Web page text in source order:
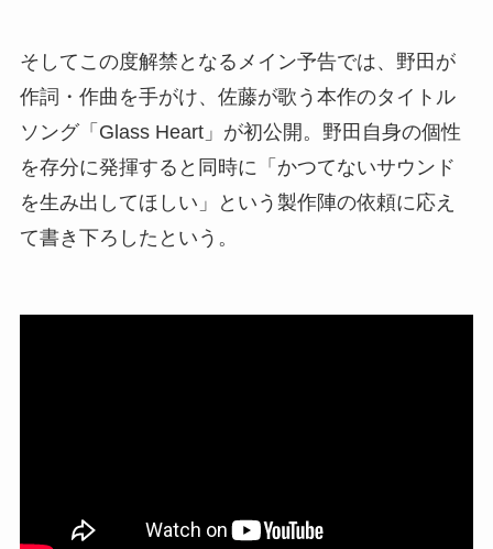
そしてこの度解禁となるメイン予告では、野田が
作詞・作曲を手がけ、佐藤が歌う本作のタイトル
ソング「Glass Heart」が初公開。野田自身の個性
を存分に発揮すると同時に「かつてないサウンド
を生み出してほしい」という製作陣の依頼に応え
て書き下ろしたという。